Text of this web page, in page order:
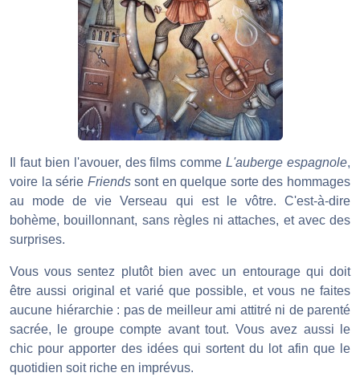
Il faut bien l'avouer, des films commeL'auberge espagnole,
voire la série Friendssont en quelque sorte des hommages
au mode de vie Verseau qui est le vôtre. C'est-à-dire
bohème, bouillonnant, sans règles ni attaches, et avec des
surprises.
Vous vous sentez plutôt bien avec un entourage qui doit
être aussi original et varié que possible, et vous ne faites
aucune hiérarchie : pas de meilleur ami attitré ni de parenté
sacrée, le groupe compte avant tout. Vous avez aussi le
chic pour apporter des idées qui sortent du lot afin que le
quotidien soit riche en imprévus.